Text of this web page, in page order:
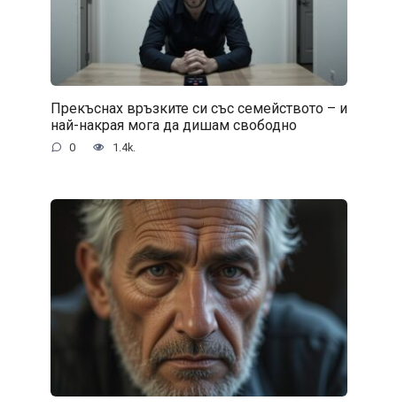
Прекъснах връзките си със семейството – и
най-накрая мога да дишам свободно
0 1.4k.